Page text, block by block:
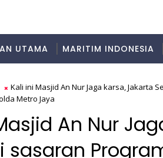
UTAMA MARITIM INDONESIA
Kali ini Masjid An Nur Jaga karsa, Jakarta
Metro Jaya
An Nur
sasaran